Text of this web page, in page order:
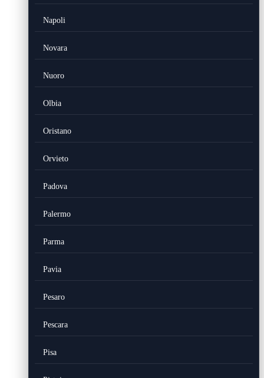
Napoli
Novara
Nuoro
Olbia
Oristano
Orvieto
Padova
Palermo
Parma
Pavia
Pesaro
Pescara
Pisa